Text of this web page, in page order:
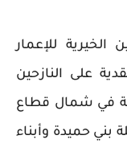
الخيرية للإعمار
على النازحين
في شمال قطاع
بني حميدة وأبناء